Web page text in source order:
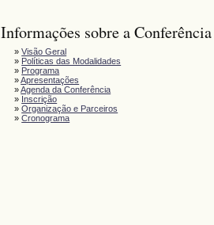
Informações sobre a Conferência
»Visão Geral
» Políticas das Modalidades
» Programa
»Apresentações
»Agenda da Conferência
» Inscrição
»Organização e Parceiros
»Cronograma